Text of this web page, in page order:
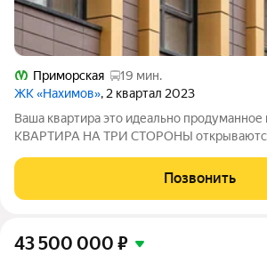
Приморская
19 мин.
ЖК «Нахимов», 2 квартал 2023
Ваша квартира это идеально продуманное пространство: -
КВАРТИРА НА ТРИ СТОРОНЫ открываются виды на
НИХ ИЗ КУХНИ размером 10 м дополнительное пространство
для утреннего кофе или вечерних игр с
Позвонить
43 500 000 ₽